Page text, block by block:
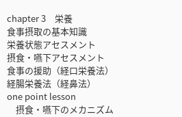
chapter 3 栄養
食事摂取の基本知識
栄養状態アセスメント
摂食・嚥下アセスメント
食事の援助（経口栄養法）
経腸栄養法（経鼻法）
one point lesson
摂食・嚥下のメカニズム